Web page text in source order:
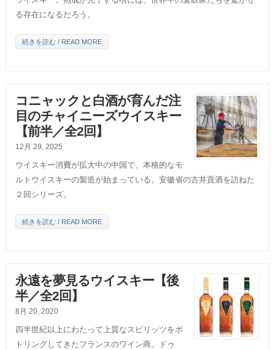
る存在になるだろう。
続きを読む / READ MORE
コニャックと白酒が育んだ注
目のチャイニーズウイスキー
【前半／全2回】
12月 29, 2025
ウイスキー消費が拡大中の中国で、本格的なモ
ルトウイスキーの製造が始まっている。安徽省の古井貢酒を訪ねた
２回シリーズ。
続きを読む / READ MORE
永遠を夢見るウイスキー【後
半／全2回】
8月 20, 2020
四半世紀以上にわたって上質なスピリッツをボ
トリングしてきたフランスのワイン商。ドゥ